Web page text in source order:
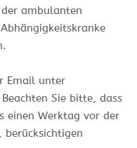
ambulanten
Email unter
Sie bitte, dass
einen Werktag vor der
berücksichtigen